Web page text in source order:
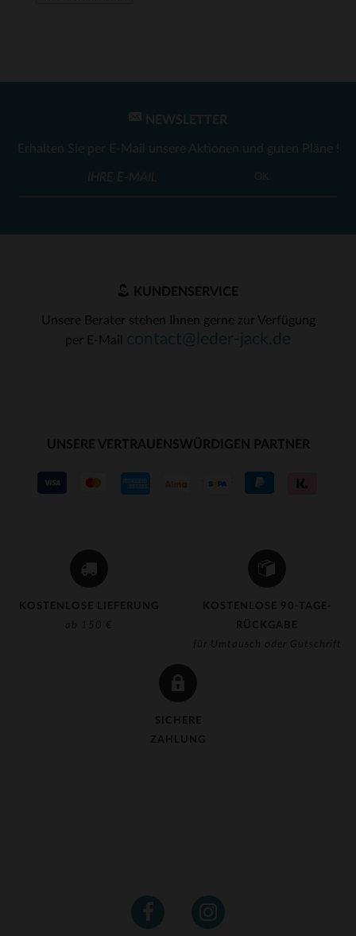
VERFÜGBARE GRÖSSEN
41
KOSTENLOSE LIEFERUNG
ab 150 €
KOSTENLOSE 90-TAGE-
RÜCKGABE
für Umtausch oder Gutschrift
SICHERE
ZAHLUNG
NEWSLETTER
Erhalten Sie per E-Mail unsere Aktionen und guten Pläne !
OK
KUNDENSERVICE
Unsere Berater stehen Ihnen gerne zur Verfügung
per E-Mail
UNSERE VERTRAUENSWÜRDIGEN PARTNER